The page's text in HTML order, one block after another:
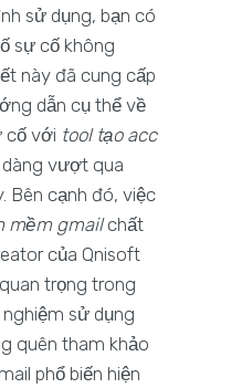
sử dụng, bạn có
sự cố không
này đã cung cấp
dẫn cụ thể về
cố với tool tạo acc
dàng vượt qua
Bên cạnh đó, việc
mềm gmailchất
của Qnisoft
trọng trong
sử dụng
quên tham khảo
phổ biến hiện